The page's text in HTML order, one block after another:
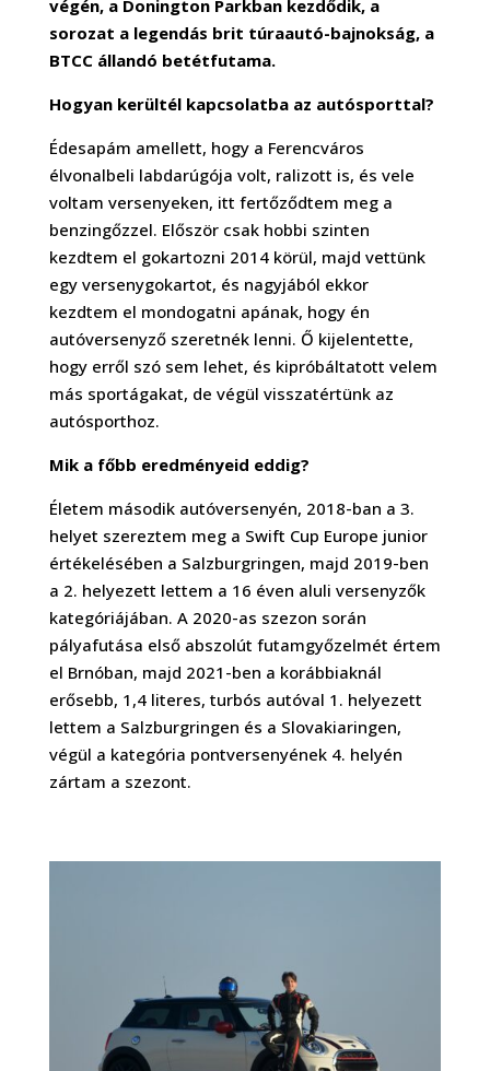
végén, a Donington Parkban kezdődik, a
sorozat a legendás brit túraautó-bajnokság, a
BTCC állandó betétfutama.
Hogyan kerültél kapcsolatba az autósporttal?
Édesapám amellett, hogy a Ferencváros
élvonalbeli labdarúgója volt, ralizott is, és vele
voltam versenyeken, itt fertőződtem meg a
benzingőzzel. Először csak hobbi szinten
kezdtem el gokartozni 2014 körül, majd vettünk
egy versenygokartot, és nagyjából ekkor
kezdtem el mondogatni apának, hogy én
autóversenyző szeretnék lenni. Ő kijelentette,
hogy erről szó sem lehet, és kipróbáltatott velem
más sportágakat, de végül visszatértünk az
autósporthoz.
Mik a főbb eredményeid eddig?
Életem második autóversenyén, 2018-ban a 3.
helyet szereztem meg a Swift Cup Europe junior
értékelésében a Salzburgringen, majd 2019-ben
a 2. helyezett lettem a 16 éven aluli versenyzők
kategóriájában. A 2020-as szezon során
pályafutása első abszolút futamgyőzelmét értem
el Brnóban, majd 2021-ben a korábbiaknál
erősebb, 1,4 literes, turbós autóval 1. helyezett
lettem a Salzburgringen és a Slovakiaringen,
végül a kategória pontversenyének 4. helyén
zártam a szezont.